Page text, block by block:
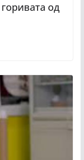
од